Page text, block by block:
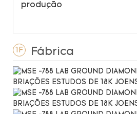
produção
1F Fábrica